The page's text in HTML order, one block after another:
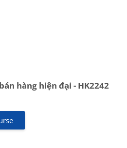
hàng hiện đại - HK2242